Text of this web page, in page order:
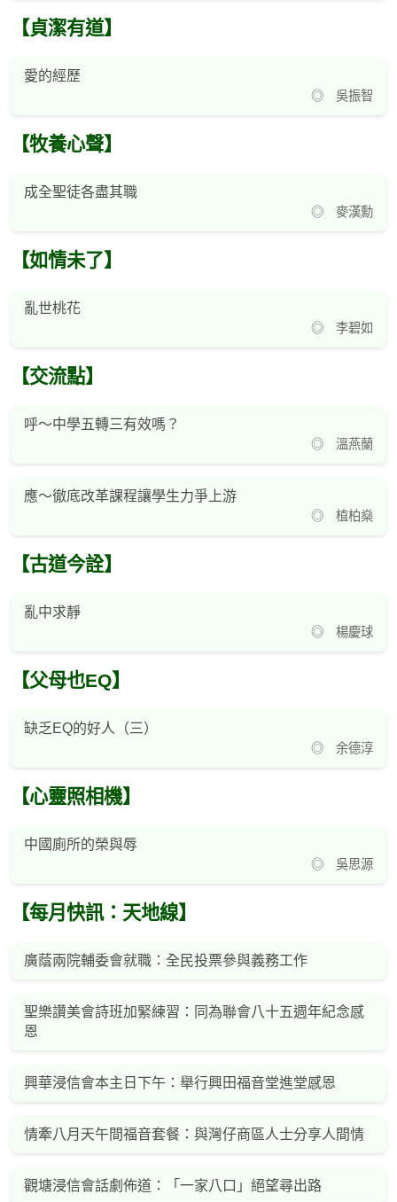
【貞潔有道】
愛的經歷
◎ 吳振智
【牧養心聲】
成全聖徒各盡其職
◎ 麥漢勳
【如情未了】
亂世桃花
◎ 李碧如
【交流點】
呼～中學五轉三有效嗎？
◎ 溫燕蘭
應～徹底改革課程讓學生力爭上游
◎ 植柏燊
【古道今詮】
亂中求靜
◎ 楊慶球
【父母也EQ】
缺乏EQ的好人（三）
◎ 余德淳
【心靈照相機】
中國廁所的榮與辱
◎ 吳思源
【每月快訊：天地線】
廣蔭兩院輔委會就職：全民投票參與義務工作
聖樂讚美會詩班加緊練習：同為聯會八十五週年紀念感
恩
興華浸信會本主日下午：舉行興田福音堂進堂感恩
情牽八月天午間福音套餐：與灣仔商區人士分享人間情
觀塘浸信會話劇佈道：「一家八口」絕望尋出路